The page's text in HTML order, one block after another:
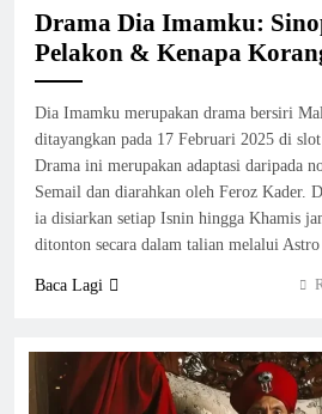
Drama Dia Imamku:
Pelakon & Kenapa
Dia Imamku merupakan drama bersiri
ditayangkan pada 17 Februari 2025 di
Drama ini merupakan adaptasi daripada
Semail dan diarahkan oleh Feroz Kader.
ia disiarkan setiap Isnin hingga Khamis
ditonton secara dalam talian melalui
Baca Lagi